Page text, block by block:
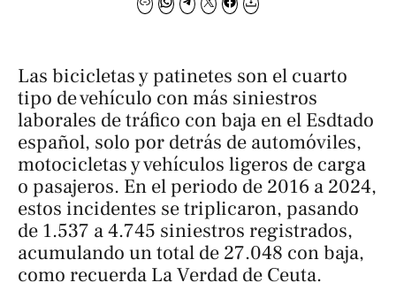
Las bicicletas y patinetes son el cuarto
tipo de vehículo con más siniestros
laborales de tráfico con baja en el Esdtado
español, solo por detrás de automóviles,
motocicletas y vehículos ligeros de carga
o pasajeros. En el periodo de 2016 a 2024,
estos incidentes se triplicaron, pasando
de 1.537 a 4.745 siniestros registrados,
acumulando un total de 27.048 con baja,
como recuerda La Verdad de Ceuta.